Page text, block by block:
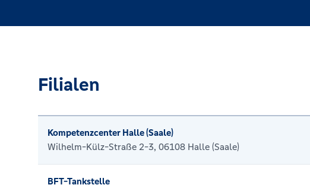
Filialen
Kompetenzcenter Halle (Saale)
Wilhelm-Külz-Straße 2-3, 06108 Halle (Saale)
BFT-Tankstelle